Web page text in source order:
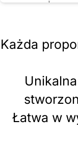
Każda
Łatwa w